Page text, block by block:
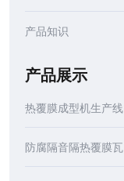
产品知识
产品展示
热覆膜成型机生产线
防腐隔音隔热覆膜瓦